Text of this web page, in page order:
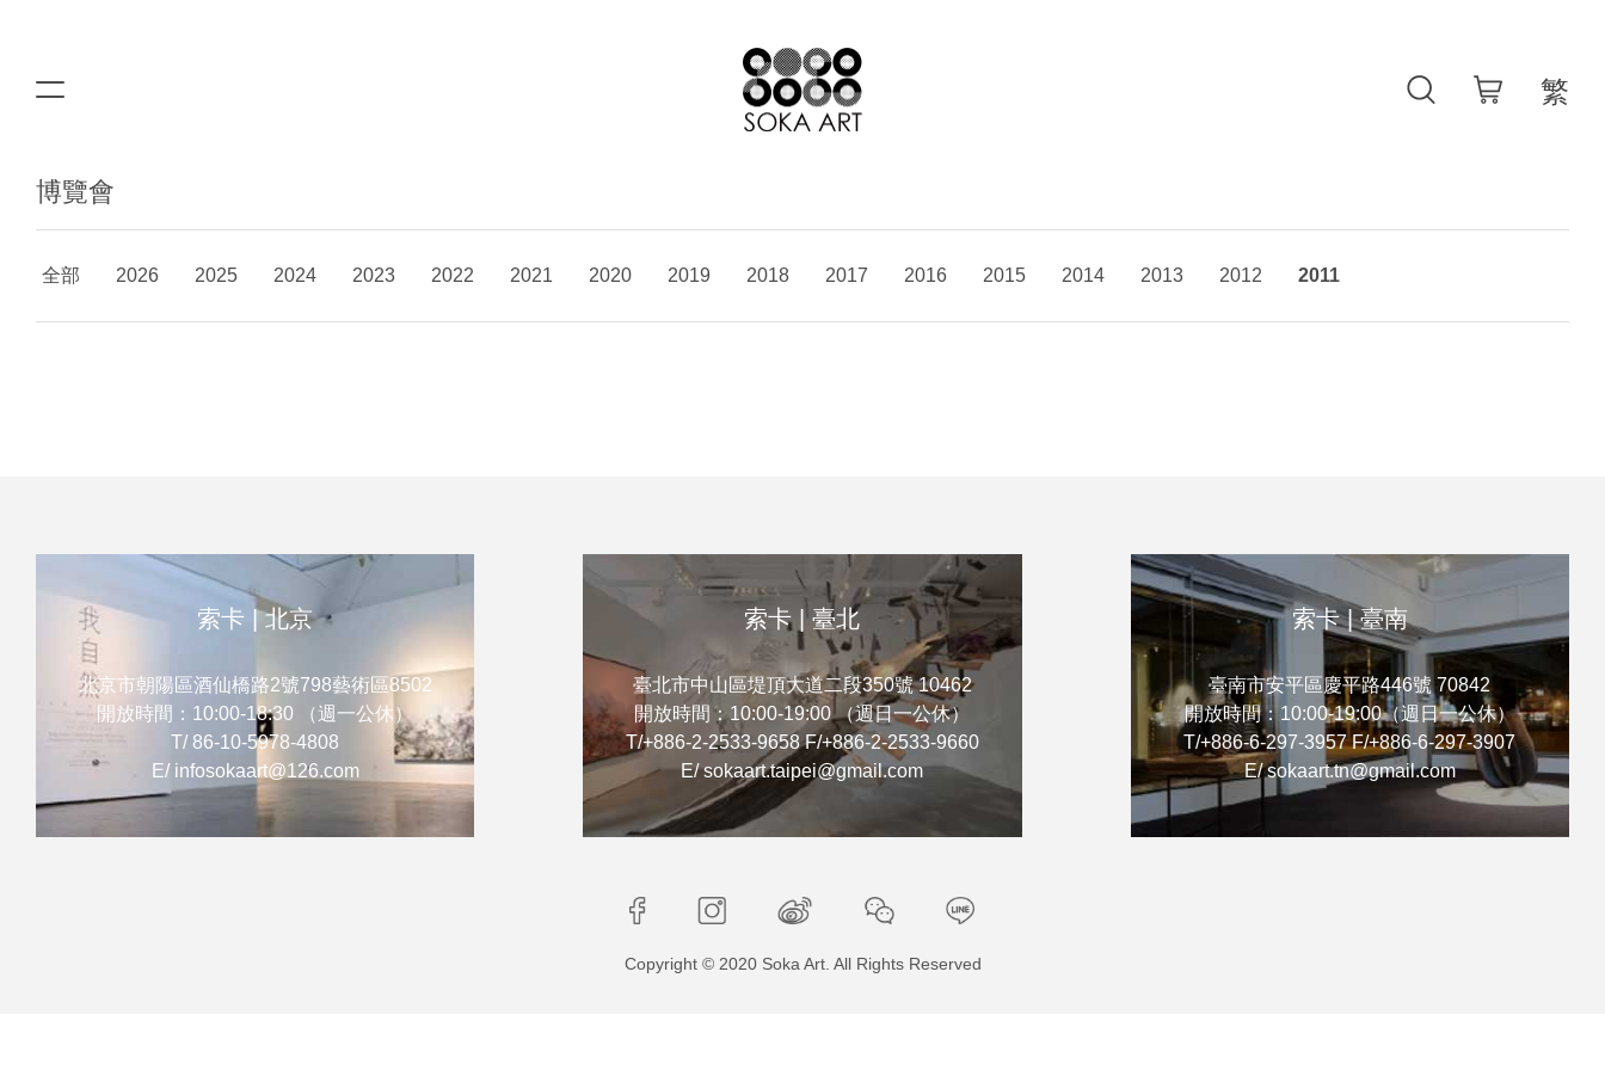
博覽會
全部 2026 2025 2024 2023 2022 2021 2020 2019 2018 2017 2016 2015 2014 2013 2012 2011
索卡 | 北京
北京市朝陽區酒仙橋路2號798藝術區8502
開放時間：10:00-18:30 （週一公休）
T/ 86-10-5978-4808
E/ infosokaart@126.com
索卡 | 臺北
臺北市中山區堤頂大道二段350號 10462
開放時間：10:00-19:00 （週日一公休）
T/+886-2-2533-9658 F/+886-2-2533-9660
E/ sokaart.taipei@gmail.com
索卡 | 臺南
臺南市安平區慶平路446號 70842
開放時間：10:00-19:00（週日一公休）
T/+886-6-297-3957 F/+886-6-297-3907
E/ sokaart.tn@gmail.com
Copyright © 2020 Soka Art. All Rights Reserved